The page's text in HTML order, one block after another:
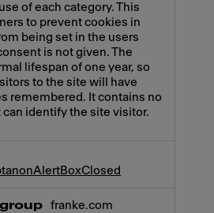
of each category. This
to prevent cookies in
being set in the users
is not given. The
lifespan of one year, so
to the site will have
remembered. It contains no
identify the site visitor.
franke.com